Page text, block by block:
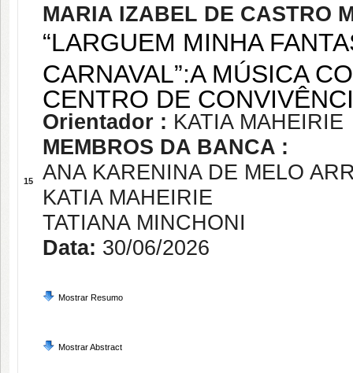
15
MARIA IZABEL DE CASTRO
“LARGUEM MINHA
CARNAVAL”:A MÚSICA
CENTRO DE
Orientador : KATIA MAHEIRIE
MEMBROS DA BANCA :
ANA KARENINA DE MELO
KATIA MAHEIRIE
TATIANA MINCHONI
Data: 30/06/2026
Mostrar Resumo
Mostrar Abstract